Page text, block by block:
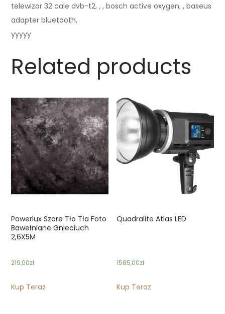
telewizor 32 cale dvb-t2, , , bosch active oxygen, , baseus
adapter bluetooth,
yyyyy
Related products
Powerlux Szare Tło Tła Foto
Bawełniane Gnieciuch
2,6X5M
219,00zł
Kup Teraz
Quadralite Atlas LED
1585,00zł
Kup Teraz